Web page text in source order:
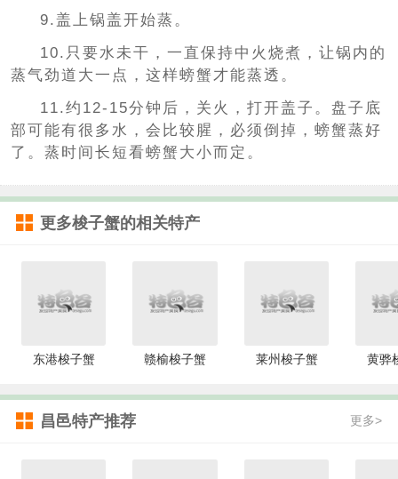
9.盖上锅盖开始蒸。
10.只要水未干，一直保持中火烧煮，让锅内的
蒸气劲道大一点，这样螃蟹才能蒸透。
11.约12-15分钟后，关火，打开盖子。盘子底
部可能有很多水，会比较腥，必须倒掉，螃蟹蒸好
了。蒸时间长短看螃蟹大小而定。
更多梭子蟹的相关特产
东港梭子蟹 赣榆梭子蟹 莱州梭子蟹 黄骅
昌邑特产推荐 更多>